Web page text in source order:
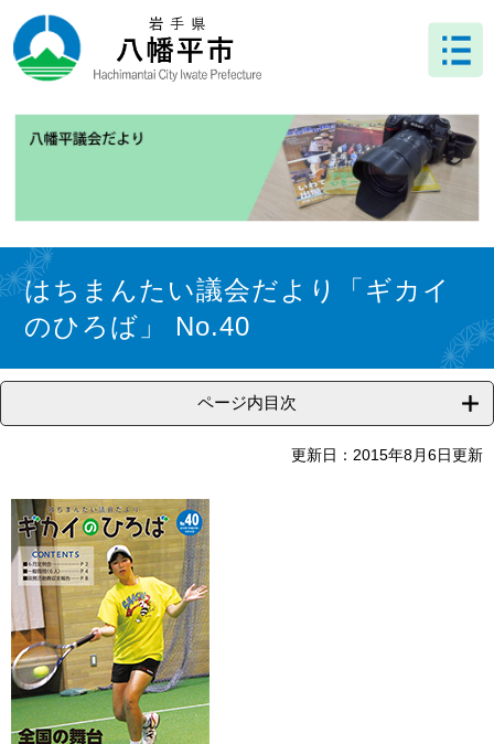
ー
ジ
ニ
ュ
文 はちまんたい議会だより「ギカイ
のひろば」 No.40
ページ内目次
更新日：2015年8月6日更新